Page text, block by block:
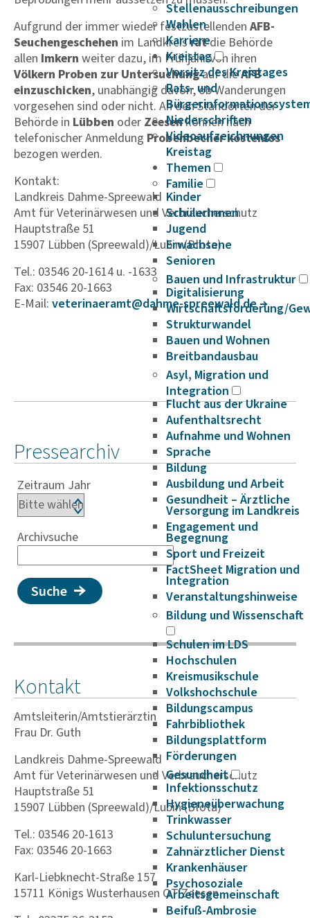
Stellenausschreibungen
Wahlen
Karriere
Kreistag
Vorsitz des Kreistages
Rats- und
Niederschriften
Videoaufzeichnungen
Kreistag
Themen
Familie
Kinder
SchülerInnen
Jugend
Erwachsene
Senioren
Bauen und Infrastruktur
Digitalisierung
Wirtschaftsförderung/
Strukturwandel
Bauen und Wohnen
Breitbandausbau
Asyl, Migration und
Integration
Flucht aus der Ukraine
Aufenthaltsrecht
Aufnahme und Wohnen
Sprache
Bildung
Ausbildung und Arbeit
Gesundheit – Ärztliche
Versorgung im Landkreis
Engagement und
Begegnung
Sport und Freizeit
FactSheet Migration und
Integration
Veranstaltungshinweise
Bildung und Wissenschaft
Schulen im LDS
Hochschulen
Kreismusikschule
Volkshochschule
Bildungscampus
Fahrbibliothek
Bildungsplattform
Förderungen
Gesundheit
Infektionsschutz
Hygieneüberwachung
Trinkwasser
Schuluntersuchung
Zahnärztlicher Dienst
Krankenhäuser
Psychosoziale
Arbeitsgemeinschaft
Beifuß-Ambrosie
Aufgrund der immer wieder festzustellenden AFB-
Seuchengeschehen im Landkreisrätdie Behörde
allen Imkern weiter dazu, im Frühjahr von ihren
Völkern Proben zur Untersuchungauf dieAFB
einzuschicken, unabhängig davon, ob Wanderungen
vorgesehen sind oder nicht. An den Standorten der
Behörde in Lübben oder Zeesenkönnen nach
telefonischer Anmeldung Probenbecher kostenlos
bezogen werden.
Kontakt:
Landkreis Dahme-Spreewald
Amt für Veterinärwesen und Verbraucherschutz
Hauptstraße 51
15907 Lübben (Spreewald)/Lubin (Błota)
Tel.: 03546 20-1614 u. -1633
Fax: 03546 20-1663
E-Mail: vete­ri­nae­r­am­t@dahme-spree­wald.de
Pressearchiv
Zeitraum Jahr
Archivsuche
Suche
Kontakt
Amtsleiterin/Amtstierärztin
Frau Dr. Guth
Landkreis Dahme-Spreewald
Amt für Vete­ri­nä­r­wesen und Verbrau­cher­schutz
Hauptstraße 51
15907 Lübben (Spreewald)/Lubin (Błota)
Tel.: 03546 20-1613
Fax: 03546 20-1663
Karl-Liebknecht-Straße 157
15711 Königs Wusterhausen OT Zeesen